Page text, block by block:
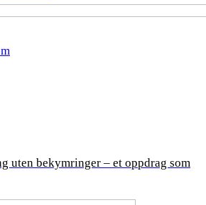
uten bekymringer – et oppdrag som